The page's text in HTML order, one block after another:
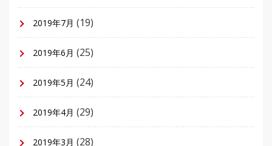
2019年7月 (19)
2019年6月 (25)
2019年5月 (24)
2019年4月 (29)
2019年3月 (28)